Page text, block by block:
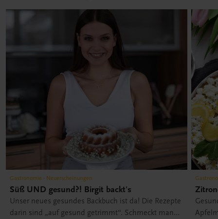
Gastronomie - Neuerscheinungen
Süß UND gesund?! Birgit backt's
Unser neues gesundes Backbuch ist da! Die Rezepte
darin sind „auf gesund getrimmt“. Schmeckt man